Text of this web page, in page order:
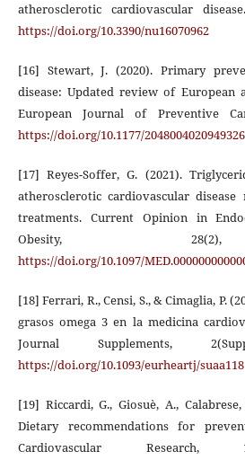
atherosclerotic cardiovascular
https://doi.org/10.3390/nu16070962
[16] Stewart, J. (2020). Primary
disease: Updated review of European
European Journal of Preventive
https://doi.org/10.1177/2048004020949326
[17] Reyes-Soffer, G. (2021).
atherosclerotic cardiovascular
treatments. Current Opinion in
Obesity,
https://doi.org/10.1097/
[18] Ferrari, R., Censi, S., & Cimaglia, P.
grasos omega 3 en la medicina
Journal Supplements,
https://doi.org/10.1093/eurheartj/suaa118
[19] Riccardi, G., Giosuè, A.,
Dietary recommendations for
Cardiovascular Research,